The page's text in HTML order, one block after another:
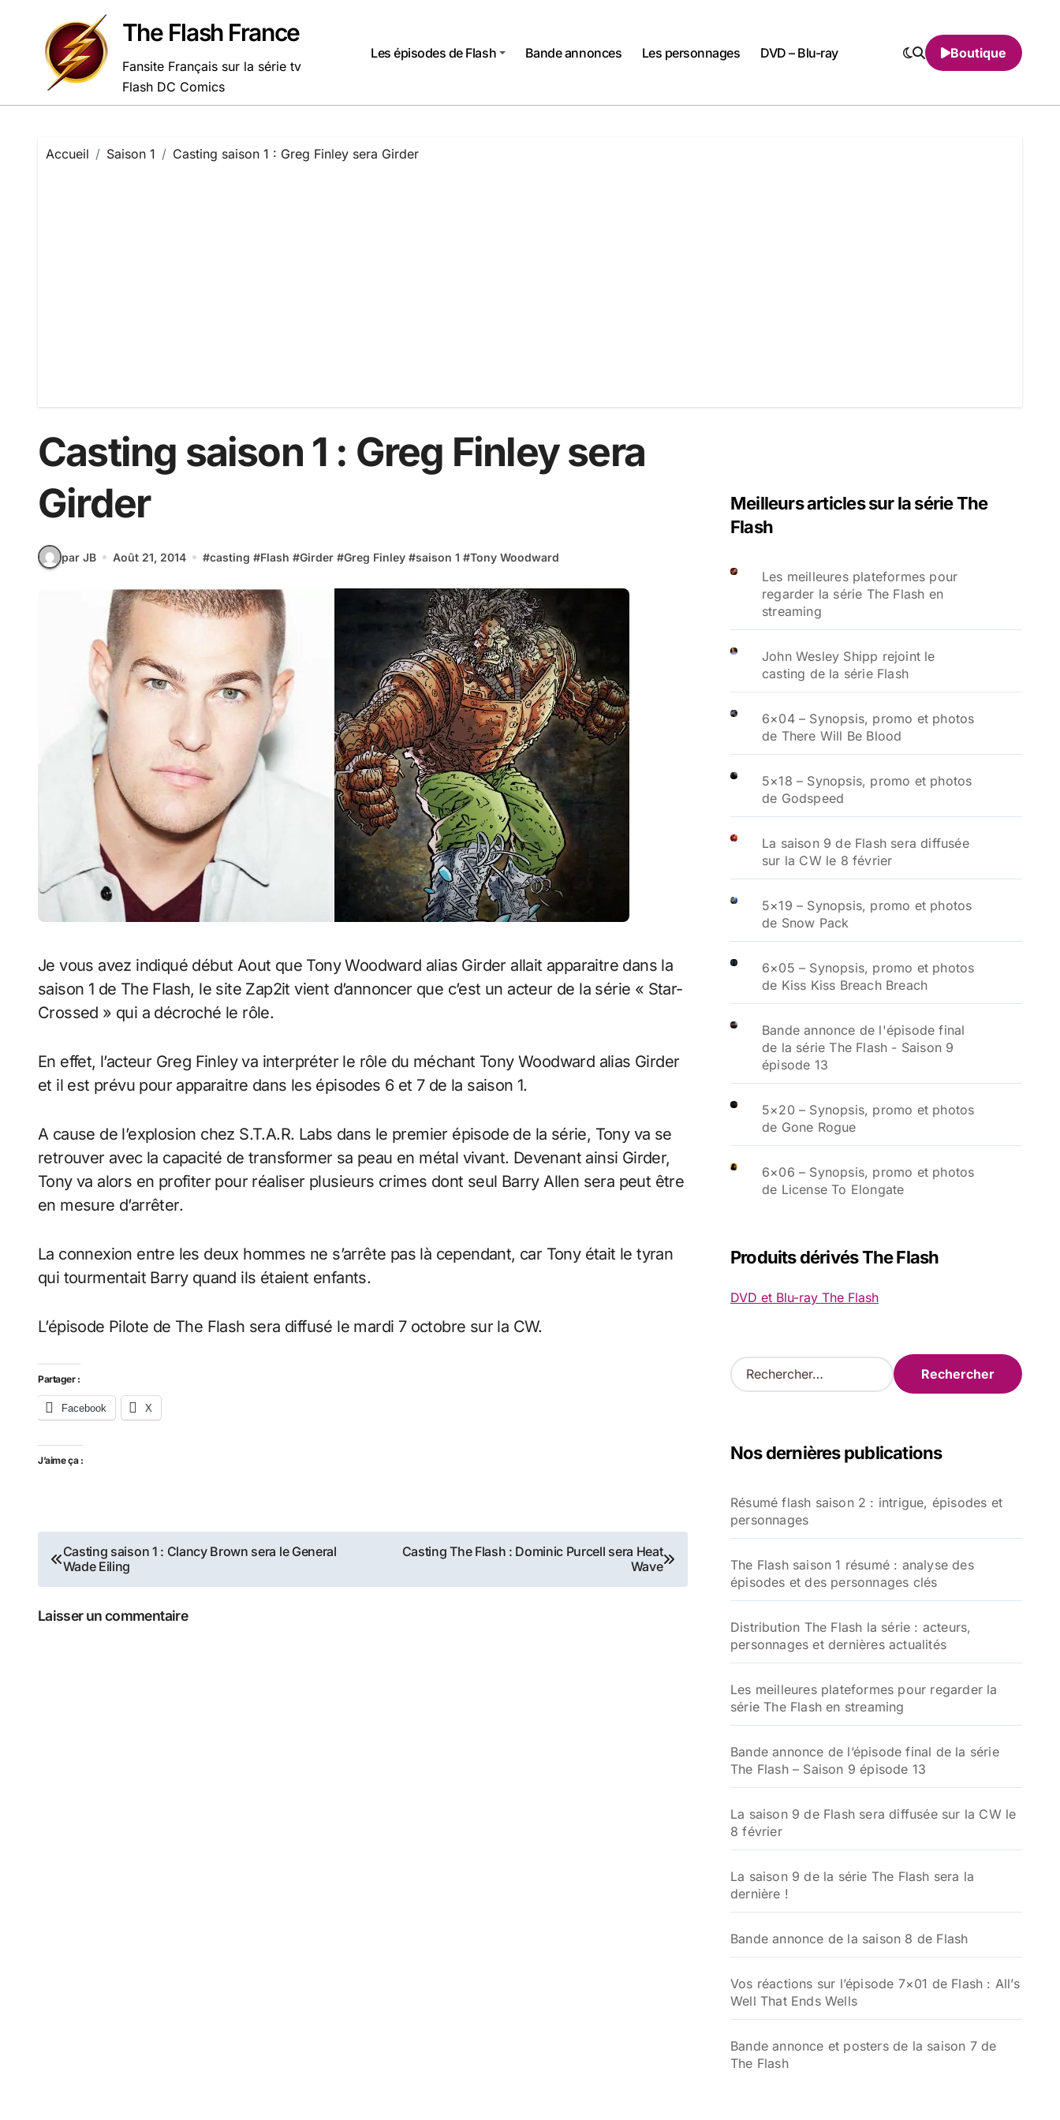
contenu
The Flash France
Fansite Français sur la série tv
Flash DC Comics
Les épisodes de Flash Bande annonces Les personnages DVD – Blu-ray Boutique
Accueil Saison 1 Casting saison 1 : Greg Finley sera Girder
Casting saison 1 : Greg Finley sera
Girder
par JB Août 21, 2014 #casting #Flash #Girder #Greg Finley #saison 1 #Tony Woodward
Je vous avez indiqué début Aout que Tony Woodward alias Girder allait apparaitre dans la
saison 1 de The Flash, le site Zap2it vient d’annoncer que c’est un acteur de la série « Star-
Crossed » qui a décroché le rôle.
En effet, l’acteur Greg Finley va interpréter le rôle du méchant Tony Woodward alias Girder
et il est prévu pour apparaitre dans les épisodes 6 et 7 de la saison 1.
A cause de l’explosion chez S.T.A.R. Labs dans le premier épisode de la série, Tony va se
retrouver avec la capacité de transformer sa peau en métal vivant. Devenant ainsi Girder,
Tony va alors en profiter pour réaliser plusieurs crimes dont seul Barry Allen sera peut être
en mesure d’arrêter.
La connexion entre les deux hommes ne s’arrête pas là cependant, car Tony était le tyran
qui tourmentait Barry quand ils étaient enfants.
L’épisode Pilote de The Flash sera diffusé le mardi 7 octobre sur la CW.
Partager :
Facebook X
J’aime ça :
Navigation
de
l’article
Casting saison 1 : Clancy Brown sera le General
Wade Eiling
Casting The Flash : Dominic Purcell sera Heat
Wave
Laisser un commentaire
Meilleurs articles sur la série The
Flash
Les meilleures plateformes pour
regarder la série The Flash en
streaming
John Wesley Shipp rejoint le
casting de la série Flash
6×04 – Synopsis, promo et photos
de There Will Be Blood
5×18 – Synopsis, promo et photos
de Godspeed
La saison 9 de Flash sera diffusée
sur la CW le 8 février
5×19 – Synopsis, promo et photos
de Snow Pack
6×05 – Synopsis, promo et photos
de Kiss Kiss Breach Breach
Bande annonce de l'épisode final
de la série The Flash - Saison 9
épisode 13
5×20 – Synopsis, promo et photos
de Gone Rogue
6×06 – Synopsis, promo et photos
de License To Elongate
Produits dérivés The Flash
DVD et Blu-ray The Flash
R
e
r
e
r
Nos dernières publications
Résumé flash saison 2 : intrigue, épisodes et
personnages
The Flash saison 1 résumé : analyse des
épisodes et des personnages clés
Distribution The Flash la série : acteurs,
personnages et dernières actualités
Les meilleures plateformes pour regarder la
série The Flash en streaming
Bande annonce de l’épisode final de la série
The Flash – Saison 9 épisode 13
La saison 9 de Flash sera diffusée sur la CW le
8 février
La saison 9 de la série The Flash sera la
dernière !
Bande annonce de la saison 8 de Flash
Vos réactions sur l’épisode 7×01 de Flash : All’s
Well That Ends Wells
Bande annonce et posters de la saison 7 de
The Flash